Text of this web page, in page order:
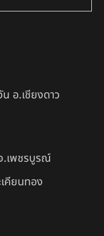
น อ.เชียงดาว
.เพชรบูรณ์
คียนทอง